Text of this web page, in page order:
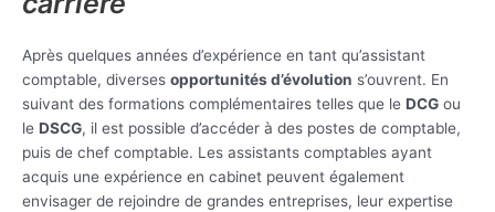
Après quelques années d’expérience en tant qu’assistant
comptable, diverses opportunités d’évolution s’ouvrent. En
suivant des formations complémentaires telles que le DCG ou
le DSCG, il est possible d’accéder à des postes de comptable,
puis de chef comptable. Les assistants comptables ayant
acquis une expérience en cabinet peuvent également
envisager de rejoindre de grandes entreprises, leur expertise